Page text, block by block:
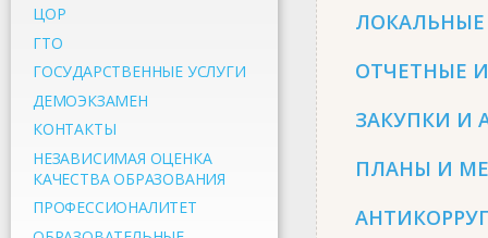
ЦОР
ГТО
ГОСУДАРСТВЕННЫЕ УСЛУГИ
ДЕМОЭКЗАМЕН
КОНТАКТЫ
НЕЗАВИСИМАЯ ОЦЕНКА
КАЧЕСТВА ОБРАЗОВАНИЯ
ПРОФЕССИОНАЛИТЕТ
ОТЧЕТНЫЕ
ЗАКУПКИ И
ПЛАНЫ И